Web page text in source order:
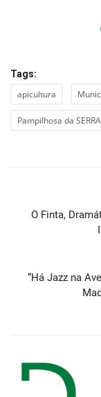
Tags:
apicultura
Pampilhosa da SERRA
O Finta,
“Há Jazz na